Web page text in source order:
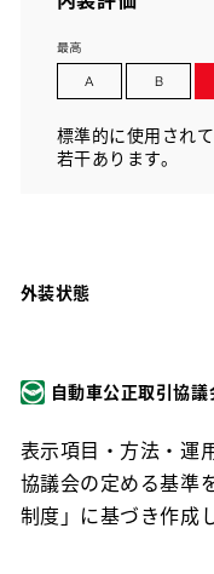
標準的に使用され
若干あります。
外装状態
自動車公正取引協議
表示項目・方法・運
協議会の定める基準
制度」に基づき作成